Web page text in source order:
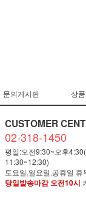
문의게시판 상
CUSTOMER
02-318-1450
평일:오전9:30~오후
11:30~12:30)
토요일,일요일,공휴일 휴
당일발송마감 오전10시